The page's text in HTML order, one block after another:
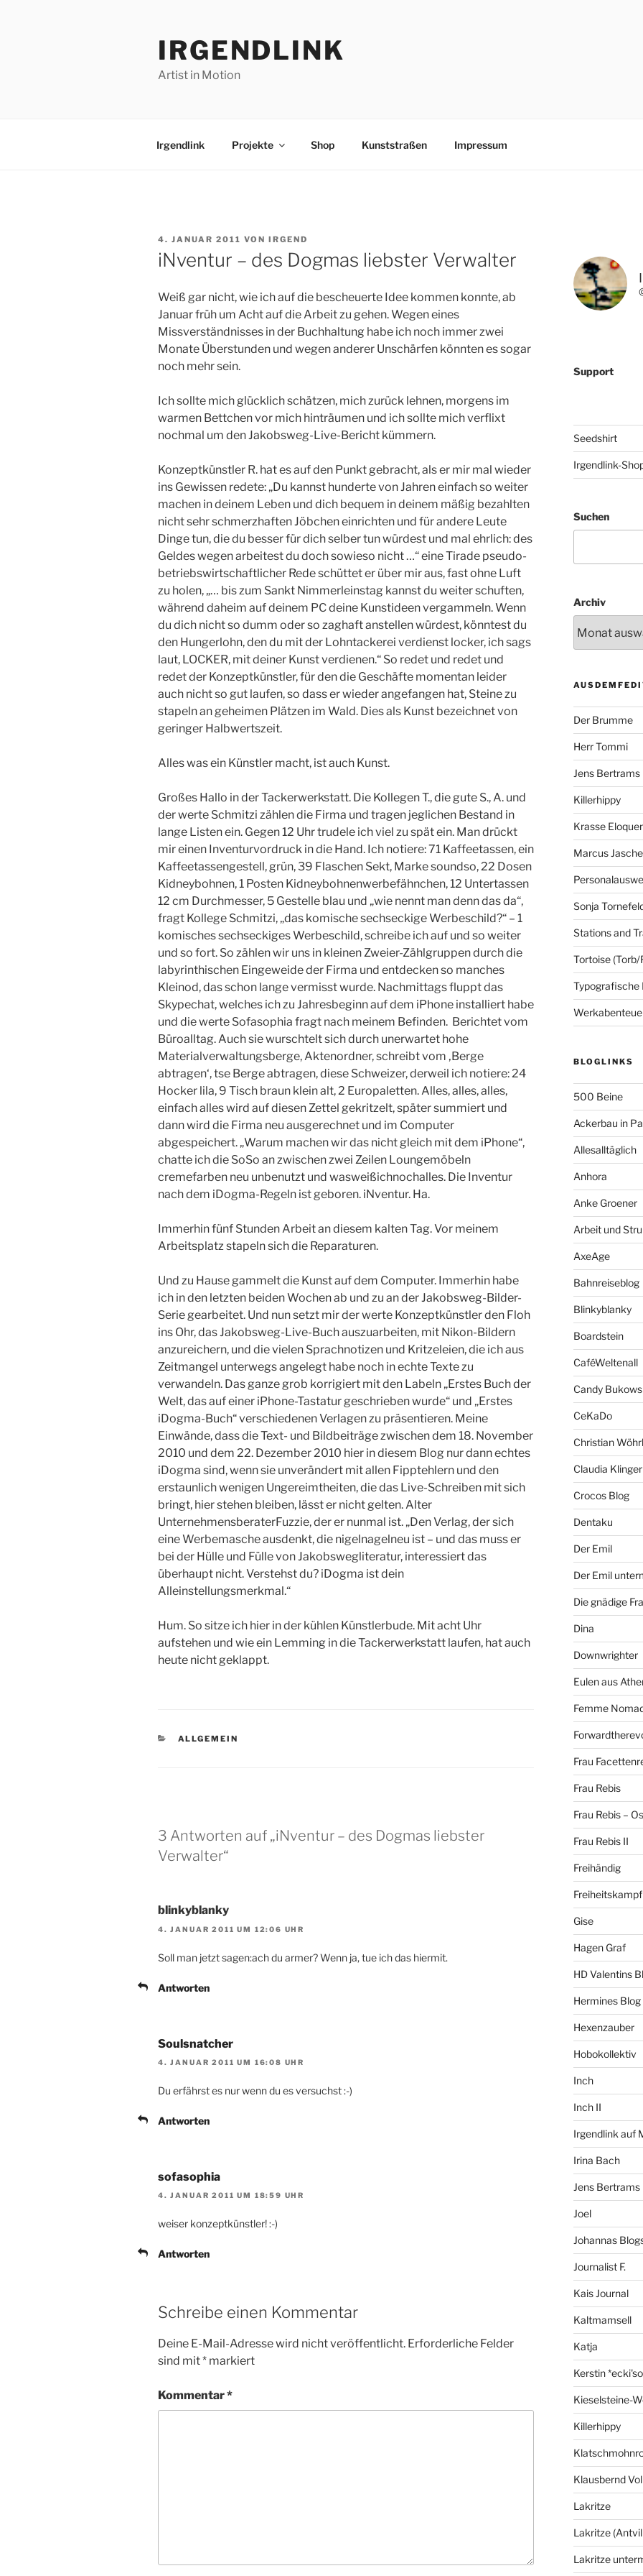
IRGENDLINK
Artist in Motion
Irgendlink Projekte Shop Kunststraßen Impressum
VERÖFFENTLICHT
AM
4. JANUAR 2011 VON IRGEND
iNventur – des Dogmas liebster Verwalter
Weiß gar nicht, wie ich auf die bescheuerte Idee kommen konnte, ab
Januar früh um Acht auf die Arbeit zu gehen. Wegen eines
Missverständnisses in der Buchhaltung habe ich noch immer zwei
Monate Überstunden und wegen anderer Unschärfen könnten es sogar
noch mehr sein.
Ich sollte mich glücklich schätzen, mich zurück lehnen, morgens im
warmen Bettchen vor mich hinträumen und ich sollte mich verflixt
nochmal um den Jakobsweg-Live-Bericht kümmern.
Konzeptkünstler R. hat es auf den Punkt gebracht, als er mir mal wieder
ins Gewissen redete: „Du kannst hunderte von Jahren einfach so weiter
machen in deinem Leben und dich bequem in deinem mäßig bezahlten
nicht sehr schmerzhaften Jöbchen einrichten und für andere Leute
Dinge tun, die du besser für dich selber tun würdest und mal ehrlich: des
Geldes wegen arbeitest du doch sowieso nicht …“ eine Tirade pseudo-
betriebswirtschaftlicher Rede schüttet er über mir aus, fast ohne Luft
zu holen, „… bis zum Sankt Nimmerleinstag kannst du weiter schuften,
während daheim auf deinem PC deine Kunstideen vergammeln. Wenn
du dich nicht so dumm oder so zaghaft anstellen würdest, könntest du
den Hungerlohn, den du mit der Lohntackerei verdienst locker, ich sags
laut, LOCKER, mit deiner Kunst verdienen.“ So redet und redet und
redet der Konzeptkünstler, für den die Geschäfte momentan leider
auch nicht so gut laufen, so dass er wieder angefangen hat, Steine zu
stapeln an geheimen Plätzen im Wald. Dies als Kunst bezeichnet von
geringer Halbwertszeit.
Alles was ein Künstler macht, ist auch Kunst.
Großes Hallo in der Tackerwerkstatt. Die Kollegen T., die gute S., A. und
der werte Schmitzi zählen die Firma und tragen jeglichen Bestand in
lange Listen ein. Gegen 12 Uhr trudele ich viel zu spät ein. Man drückt
mir einen Inventurvordruck in die Hand. Ich notiere: 71 Kaffeetassen, ein
Kaffeetassengestell, grün, 39 Flaschen Sekt, Marke soundso, 22 Dosen
Kidneybohnen, 1 Posten Kidneybohnenwerbefähnchen, 12 Untertassen
12 cm Durchmesser, 5 Gestelle blau und „wie nennt man denn das da“,
fragt Kollege Schmitzi, „das komische sechseckige Werbeschild?“ – 1
komisches sechseckiges Werbeschild, schreibe ich auf und so weiter
und so fort. So zählen wir uns in kleinen Zweier-Zählgruppen durch die
labyrinthischen Eingeweide der Firma und entdecken so manches
Kleinod, das schon lange vermisst wurde. Nachmittags fluppt das
Skypechat, welches ich zu Jahresbeginn auf dem iPhone installiert habe
und die werte Sofasophia fragt nach meinem Befinden. Berichtet vom
Büroalltag. Auch sie wurschtelt sich durch unerwartet hohe
Materialverwaltungsberge, Aktenordner, schreibt vom ‚Berge
abtragen‘, tse Berge abtragen, diese Schweizer, derweil ich notiere: 24
Hocker lila, 9 Tisch braun klein alt, 2 Europaletten. Alles, alles, alles,
einfach alles wird auf diesen Zettel gekritzelt, später summiert und
dann wird die Firma neu ausgerechnet und im Computer
abgespeichert. „Warum machen wir das nicht gleich mit dem iPhone“,
chatte ich die SoSo an zwischen zwei Zeilen Loungemöbeln
cremefarben neu unbenutzt und wasweißichnochalles. Die Inventur
nach dem iDogma-Regeln ist geboren. iNventur. Ha.
Immerhin fünf Stunden Arbeit an diesem kalten Tag. Vor meinem
Arbeitsplatz stapeln sich die Reparaturen.
Und zu Hause gammelt die Kunst auf dem Computer. Immerhin habe
ich in den letzten beiden Wochen ab und zu an der Jakobsweg-Bilder-
Serie gearbeitet. Und nun setzt mir der werte Konzeptkünstler den Floh
ins Ohr, das Jakobsweg-Live-Buch auszuarbeiten, mit Nikon-Bildern
anzureichern, und die vielen Sprachnotizen und Kritzeleien, die ich aus
Zeitmangel unterwegs angelegt habe noch in echte Texte zu
verwandeln. Das ganze grob korrigiert mit den Labeln „Erstes Buch der
Welt, das auf einer iPhone-Tastatur geschrieben wurde“ und „Erstes
iDogma-Buch“ verschiedenen Verlagen zu präsentieren. Meine
Einwände, dass die Text- und Bildbeiträge zwischen dem 18. November
2010 und dem 22. Dezember 2010 hier in diesem Blog nur dann echtes
iDogma sind, wenn sie unverändert mit allen Fipptehlern und den
erstaunlich wenigen Ungereimtheiten, die das Live-Schreiben mit sich
bringt, hier stehen bleiben, lässt er nicht gelten. Alter
UnternehmensberaterFuzzie, der er nunmal ist. „Den Verlag, der sich
eine Werbemasche ausdenkt, die nigelnagelneu ist – und das muss er
bei der Hülle und Fülle von Jakobswegliteratur, interessiert das
überhaupt nicht. Verstehst du? iDogma ist dein
Alleinstellungsmerkmal.“
Hum. So sitze ich hier in der kühlen Künstlerbude. Mit acht Uhr
aufstehen und wie ein Lemming in die Tackerwerkstatt laufen, hat auch
heute nicht geklappt.
KATEGORIEN
ALLGEMEIN
3 Antworten auf „iNventur – des Dogmas liebster
Verwalter“
blinkyblanky
4. JANUAR 2011 UM 12:06 UHR
Soll man jetzt sagen:ach du armer? Wenn ja, tue ich das hiermit.
Antworten
Soulsnatcher
4. JANUAR 2011 UM 16:08 UHR
Du erfährst es nur wenn du es versuchst :-)
Antworten
sofasophia
4. JANUAR 2011 UM 18:59 UHR
weiser konzeptkünstler! :-)
Antworten
Schreibe einen Kommentar
Deine E-Mail-Adresse wird nicht veröffentlicht. Erforderliche Felder
sind mit* markiert
Kommentar*
Support
Seedshirt
Irgendlink-
Suchen
Archiv
Der Brumme
Herr Tommi
Jens Bertrams
Killerhippy
Krasse
Marcus
Sonja
Stations and
Tortoise (Torb/
Typografische
BLOGLINKS
500 Beine
Ackerbau in
Allesalltäglich
Anhora
Anke Groener
Arbeit und
AxeAge
Bahnreiseblog
Blinkyblanky
Boardstein
CaféWeltenall
Candy
CeKaDo
Christian Wöhrl
Claudia Klinger
Crocos Blog
Dentaku
Der Emil
Der Emil
Die gnädige
Dina
Downwrighter
Eulen aus
Femme
Frau
Frau Rebis
Frau Rebis –
Frau Rebis II
Freihändig
Freiheitskampf
Gise
Hagen Graf
HD Valentins
Hermines Blog
Hexenzauber
Hobokollektiv
Inch
Inch II
Irgendlink auf
Irina Bach
Jens Bertrams
Joel
Johannas
Journalist F.
Kais Journal
Kaltmamsell
Katja
Kerstin
Kieselsteine-
Killerhippy
Klausbernd
Lakritze
Lakritze
Lakritze